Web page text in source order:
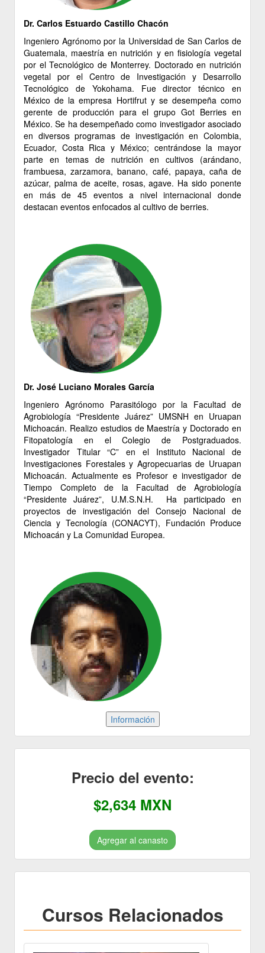
Dr. Carlos Estuardo Castillo Chacón
Ingeniero Agrónomo por la Universidad de San Carlos de
Guatemala, maestría en nutrición y en fisiología vegetal
por el Tecnológico de Monterrey. Doctorado en nutrición
vegetal por el Centro de Investigación y Desarrollo
Tecnológico de Yokohama. Fue director técnico en
México de la empresa Hortifrut y se desempeña como
gerente de producción para el grupo Got Berries en
México. Se ha desempeñado como investigador asociado
en diversos programas de investigación en Colombia,
Ecuador, Costa Rica y México; centrándose la mayor
parte en temas de nutrición en cultivos (arándano,
frambuesa, zarzamora, banano, café, papaya, caña de
azúcar, palma de aceite, rosas, agave. Ha sido ponente
en más de 45 eventos a nivel internacional donde
destacan eventos enfocados al cultivo de berries.
Dr. José Luciano Morales García
Ingeniero Agrónomo Parasitólogo por la Facultad de
Agrobiología “Presidente Juárez” UMSNH en Uruapan
Michoacán. Realizo estudios de Maestría y Doctorado en
Fitopatología en el Colegio de Postgraduados.
Investigador Titular “C” en el Instituto Nacional de
Investigaciones Forestales y Agropecuarias de Uruapan
Michoacán. Actualmente es Profesor e investigador de
Tiempo Completo de la Facultad de Agrobiología
“Presidente Juárez”, U.M.S.N.H. Ha participado en
proyectos de investigación del Consejo Nacional de
Ciencia y Tecnología (CONACYT), Fundación Produce
Michoacán y La Comunidad Europea.
Precio del evento:
$2,634 MXN
Agregar al canasto
Cursos Relacionados